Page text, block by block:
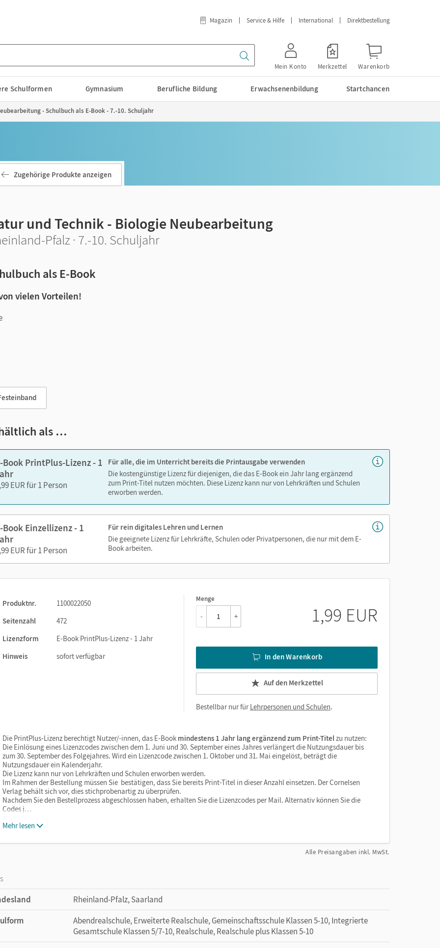
Magazin Service & Hilfe International Direktbestellung
Mein Konto Merkzettel Warenkorb
Schulformen Gymnasium Berufliche Bildung Erwachsenenbildung Startchancen
- Schulbuch als E-Book - 7.-10. Schuljahr
Zugehörige Produkte anzeigen
und Technik - Biologie Neubearbeitung
Pfalz · 7.-10. Schuljahr
als E-Book
vielen Vorteilen!
als …
Book PrintPlus-Lizenz - 1
EUR für 1 Person
Für alle, die im Unterricht bereits die Printausgabe verwenden
Die kostengünstige Lizenz für diejenigen, die das E-Book ein Jahr lang ergänzend
zum Print-Titel nutzen möchten. Diese Lizenz kann nur von Lehrkräften und Schulen
erworben werden.
Book Einzellizenz - 1
EUR für 1 Person
Für rein digitales Lehren und Lernen
Die geeignete Lizenz für Lehrkräfte, Schulen oder Privatpersonen, die nur mit dem E-
Book arbeiten.
Produktnr.
1100022050
Seitenzahl
472
Lizenzform
E-Book PrintPlus-Lizenz - 1 Jahr
Hinweis
sofort verfügbar
Menge
1
- + 1,99 EUR
In den Warenkorb
Auf den Merkzettel
Bestellbar nur fürLehrpersonen und Schulen.
Die PrintPlus-Lizenz berechtigt Nutzer/-innen, das E-Book mindestens 1 Jahr lang ergänzend zum Print-Titelzu nutzen:
Die Einlösung eines Lizenzcodes zwischen dem 1. Juni und 30. September eines Jahres verlängert die Nutzungsdauer bis
zum 30. September des Folgejahres. Wird ein Lizenzcode zwischen 1. Oktober und 31. Mai eingelöst, beträgt die
Nutzungsdauer ein Kalenderjahr.
Die Lizenz kann nur von Lehrkräften und Schulen erworben werden.
Im Rahmen der Bestellung müssen Sie bestätigen, dass Sie bereits Print-Titel in dieser Anzahl einsetzen. Der Cornelsen
Verlag behält sich vor, dies stichprobenartig zu überprüfen.
Nachdem Sie den Bestellprozess abgeschlossen haben, erhalten Sie die Lizenzcodes per Mail. Alternativ können Sie die
Codes j…
Mehr lesen
Alle Preisangaben inkl. MwSt.
Rheinland-Pfalz, Saarland
Abendrealschule, Erweiterte Realschule, Gemeinschaftsschule Klassen 5-10, Integrierte
Gesamtschule Klassen 5/7-10, Realschule, Realschule plus Klassen 5-10